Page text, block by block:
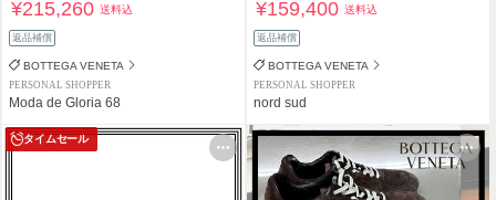
¥215,260送料込
返品補償
BOTTEGA VENETA
PERSONAL SHOPPER
Moda de Gloria 68
¥159,400送料込
返品補償
BOTTEGA VENETA
PERSONAL SHOPPER
nord sud
タイムセール